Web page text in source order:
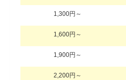
1,300円～
1,600円～
1,900円～
2,200円～